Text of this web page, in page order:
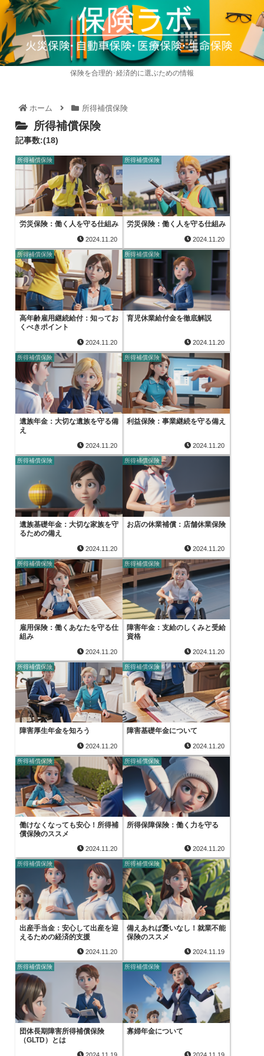
保険を合理的･経済的に選ぶための情報
ホーム 所得補償保険
所得補償保険
記事数:(18)
所得補償保険
労災保険：働く人を守る仕組み
2024.11.20
所得補償保険
労災保険：働く人を守る仕組み
2024.11.20
所得補償保険
高年齢雇用継続給付：知ってお
くべきポイント
2024.11.20
所得補償保険
育児休業給付金を徹底解説
2024.11.20
所得補償保険
遺族年金：大切な遺族を守る備
え
2024.11.20
所得補償保険
利益保険：事業継続を守る備え
2024.11.20
所得補償保険
遺族基礎年金：大切な家族を守
るための備え
2024.11.20
所得補償保険
お店の休業補償：店舗休業保険
2024.11.20
所得補償保険
雇用保険：働くあなたを守る仕
組み
2024.11.20
所得補償保険
障害年金：支給のしくみと受給
資格
2024.11.20
所得補償保険
障害厚生年金を知ろう
2024.11.20
所得補償保険
障害基礎年金について
2024.11.20
所得補償保険
働けなくなっても安心！所得補
償保険のススメ
2024.11.20
所得補償保険
所得保障保険：働く力を守る
2024.11.20
所得補償保険
出産手当金：安心して出産を迎
えるための経済的支援
2024.11.20
所得補償保険
備えあれば憂いなし！就業不能
保険のススメ
2024.11.19
所得補償保険
団体長期障害所得補償保険
（GLTD）とは
所得補償保険
寡婦年金について